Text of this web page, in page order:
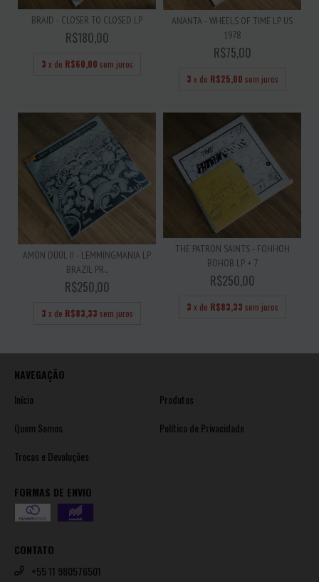
BRAID - CLOSER TO CLOSED LP
R$180,00
3 x de R$60,00 sem juros
ANANTA - WHEELS OF TIME LP US
1978
R$75,00
3 x de R$25,00 sem juros
AMON DÜÜL II - LEMMINGMANIA LP
BRAZIL PR...
R$250,00
3 x de R$83,33 sem juros
THE PATRON SAINTS - FOHHOH
BOHOB LP + 7
R$250,00
3 x de R$83,33 sem juros
NAVEGAÇÃO
Início
Produtos
Quem Somos
Política de Privacidade
Trocas e Devoluções
FORMAS DE ENVIO
CONTATO
+55 11 980576501